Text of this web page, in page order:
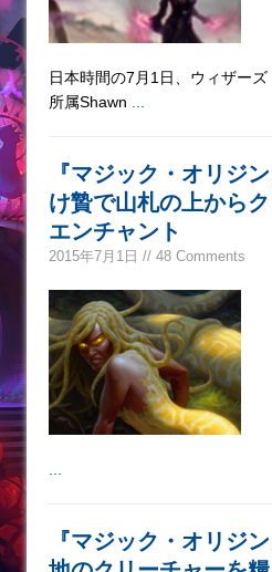
日本時間の7月1日、ウィザー
所属Shawn
『マジック・オリジ
け贄で山札の上から
エンチャント
2015年7月1日 // 48 Comments
『マジック・オリジ